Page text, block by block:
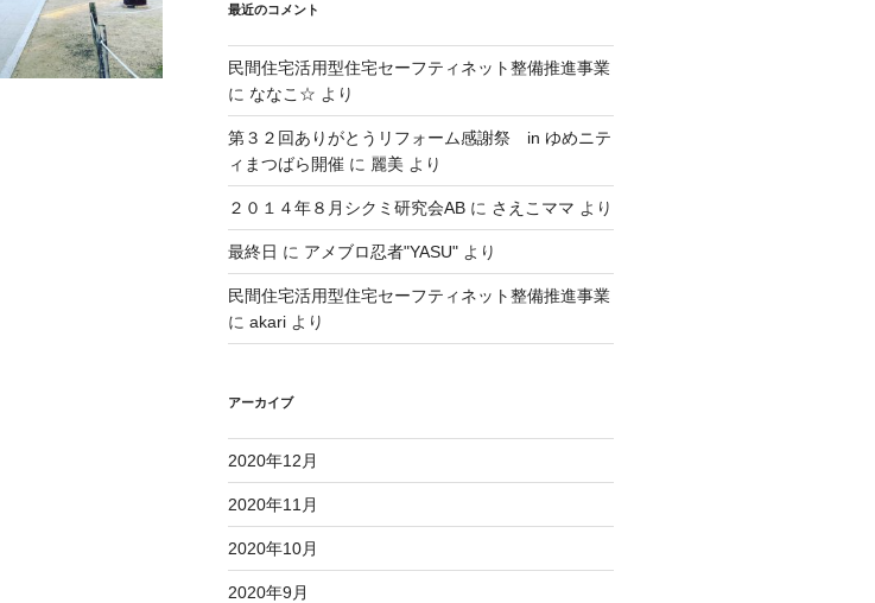
最近のコメント
民間住宅活用型住宅セーフティネット整備推進事業
に ななこ☆ より
第３２回ありがとうリフォーム感謝祭 in ゆめニテ
ィまつばら開催に 麗美 より
２０１４年８月シクミ研究会ABに さえこママ より
最終日 に アメブロ忍者"YASU"より
民間住宅活用型住宅セーフティネット整備推進事業
に akariより
アーカイブ
2020年12月
2020年11月
2020年10月
2020年9月